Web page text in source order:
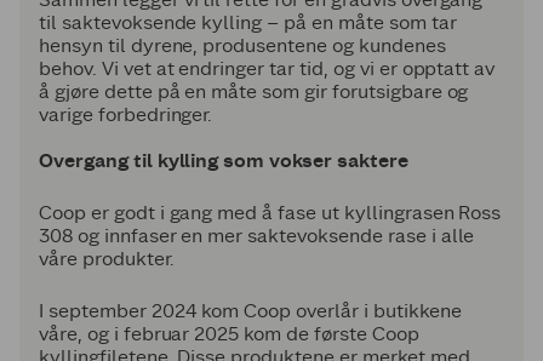
til saktevoksende kylling – på en måte som tar
hensyn til dyrene, produsentene og kundenes
behov. Vi vet at endringer tar tid, og vi er opptatt av
å gjøre dette på en måte som gir forutsigbare og
varige forbedringer.
Overgang til kylling som vokser saktere
Coop er godt i gang med å fase ut kyllingrasen Ross
308 og innfaser en mer saktevoksende rase i alle
våre produkter.
I september 2024 kom Coop overlår i butikkene
våre, og i februar 2025 kom de første Coop
kyllingfiletene. Disse produktene er merket med